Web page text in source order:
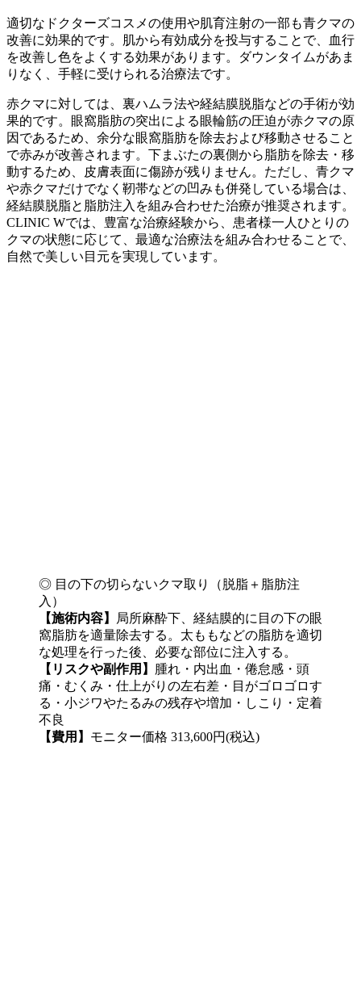
適切なドクターズコスメの使用や肌育注射の一部も青クマの
改善に効果的です。肌から有効成分を投与することで、血行
を改善し色をよくする効果があります。ダウンタイムがあま
りなく、手軽に受けられる治療法です。
赤クマに対しては、裏ハムラ法や経結膜脱脂などの手術が効
果的です。眼窩脂肪の突出による眼輪筋の圧迫が赤クマの原
因であるため、余分な眼窩脂肪を除去および移動させること
で赤みが改善されます。下まぶたの裏側から脂肪を除去・移
動するため、皮膚表面に傷跡が残りません。ただし、青クマ
や赤クマだけでなく靭帯などの凹みも併発している場合は、
経結膜脱脂と脂肪注入を組み合わせた治療が推奨されます。
CLINIC Wでは、豊富な治療経験から、患者様一人ひとりの
クマの状態に応じて、最適な治療法を組み合わせることで、
自然で美しい目元を実現しています。
◎ 目の下の切らないクマ取り（脱脂＋脂肪注
入）
【施術内容】
局所麻酔下、経結膜的に目の下の眼
窩脂肪を適量除去する。太ももなどの脂肪を適切
な処理を行った後、必要な部位に注入する。
【リスクや副作用】 腫れ・内出血・倦怠感・頭
痛・むくみ・仕上がりの左右差・目がゴロゴロす
る・小ジワやたるみの残存や増加・しこり・定着
不良
【費用】 モニター価格 313,600円(税込)